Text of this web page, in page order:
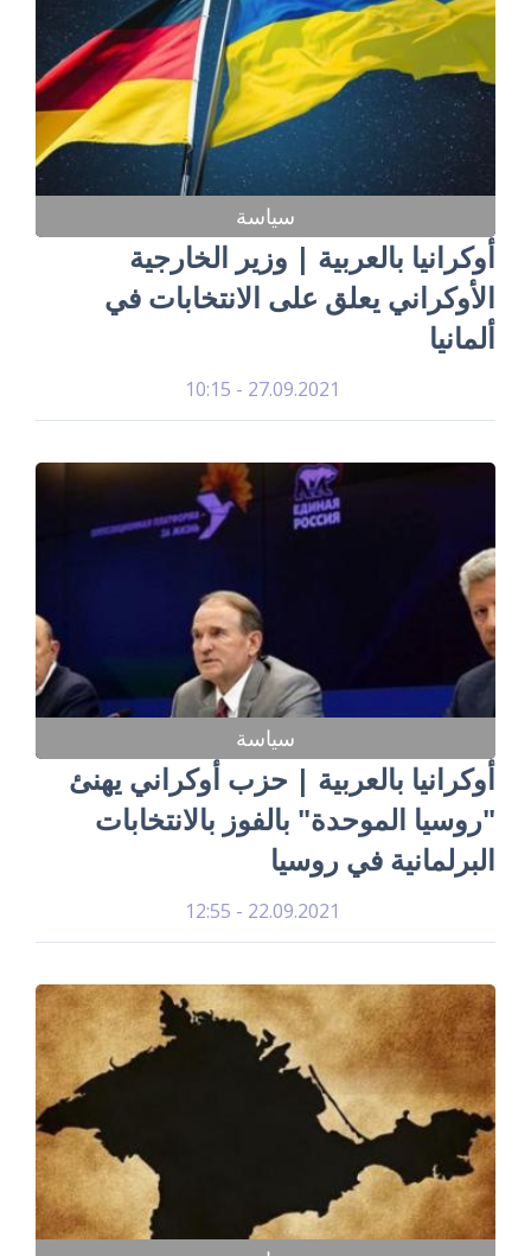
سياسة
أوكرانيا بالعربية | وزير الخارجية
الأوكراني يعلق على الانتخابات في
ألمانيا
27.09.2021 - 10:15
سياسة
أوكرانيا بالعربية | حزب أوكراني يهنئ
"روسيا الموحدة" بالفوز بالانتخابات
البرلمانية في روسيا
22.09.2021 - 12:55